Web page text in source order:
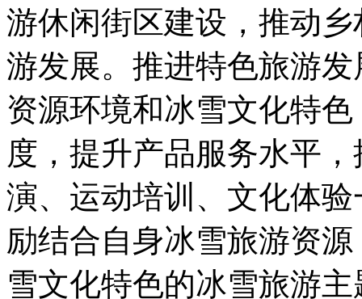
游休闲街区建设，推动
游发展。推进特色旅游
资源环境和冰雪文化特
度，提升产品服务水平
演、运动培训、文化体
励结合自身冰雪旅游资
雪文化特色的冰雪旅游